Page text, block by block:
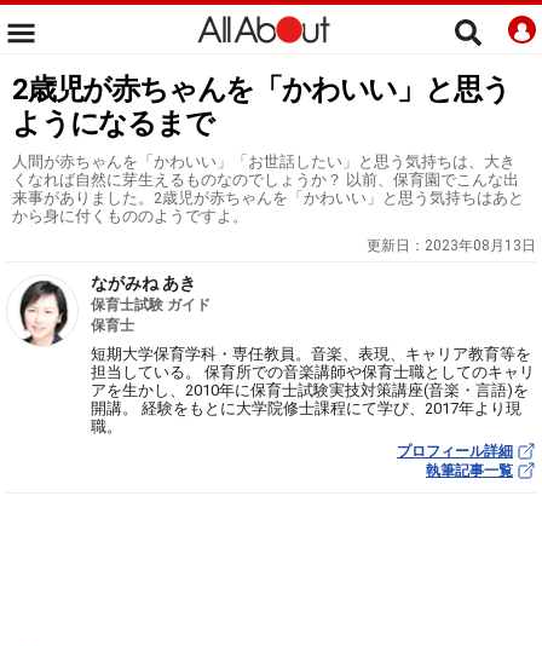
2歳児が赤ちゃんを「かわいい」と思う
ようになるまで
人間が赤ちゃんを「かわいい」「お世話したい」と思う気持ちは、大き
くなれば自然に芽生えるものなのでしょうか？ 以前、保育園でこんな出
来事がありました。2歳児が赤ちゃんを「かわいい」と思う気持ちはあと
から身に付くもののようですよ。
更新日： 2023年08月13日
ながみね あき
保育士試験 ガイド
保育士
短期大学保育学科・専任教員。音楽、表現、キャリア教育等を
担当している。 保育所での音楽講師や保育士職としてのキャリ
アを生かし、2010年に保育士試験実技対策講座(音楽・言語)を
開講。 経験をもとに大学院修士課程にて学び、2017年より現
職。
プロフィール詳細
執筆記事一覧